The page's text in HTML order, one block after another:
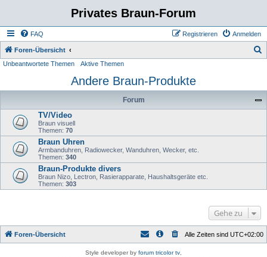
Privates Braun-Forum
FAQ Anmelden
Registrieren
Foren-Übersicht
h
Unbeantwortete Themen Aktive Themen
Andere Braun-Produkte
Forum
TV/Video
Braun visuell
Themen: 70
Braun Uhren
Armbanduhren, Radiowecker, Wanduhren, Wecker, etc.
Themen: 340
Braun-Produkte divers
Braun Nizo, Lectron, Rasierapparate, Haushaltsgeräte etc.
Themen: 303
Gehe zu
Foren-Übersicht Alle Zeiten sind UTC+02:00
Style developer by forum tricolor tv